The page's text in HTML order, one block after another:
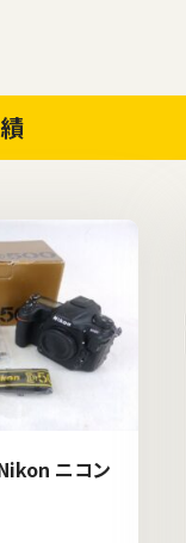
ニコン